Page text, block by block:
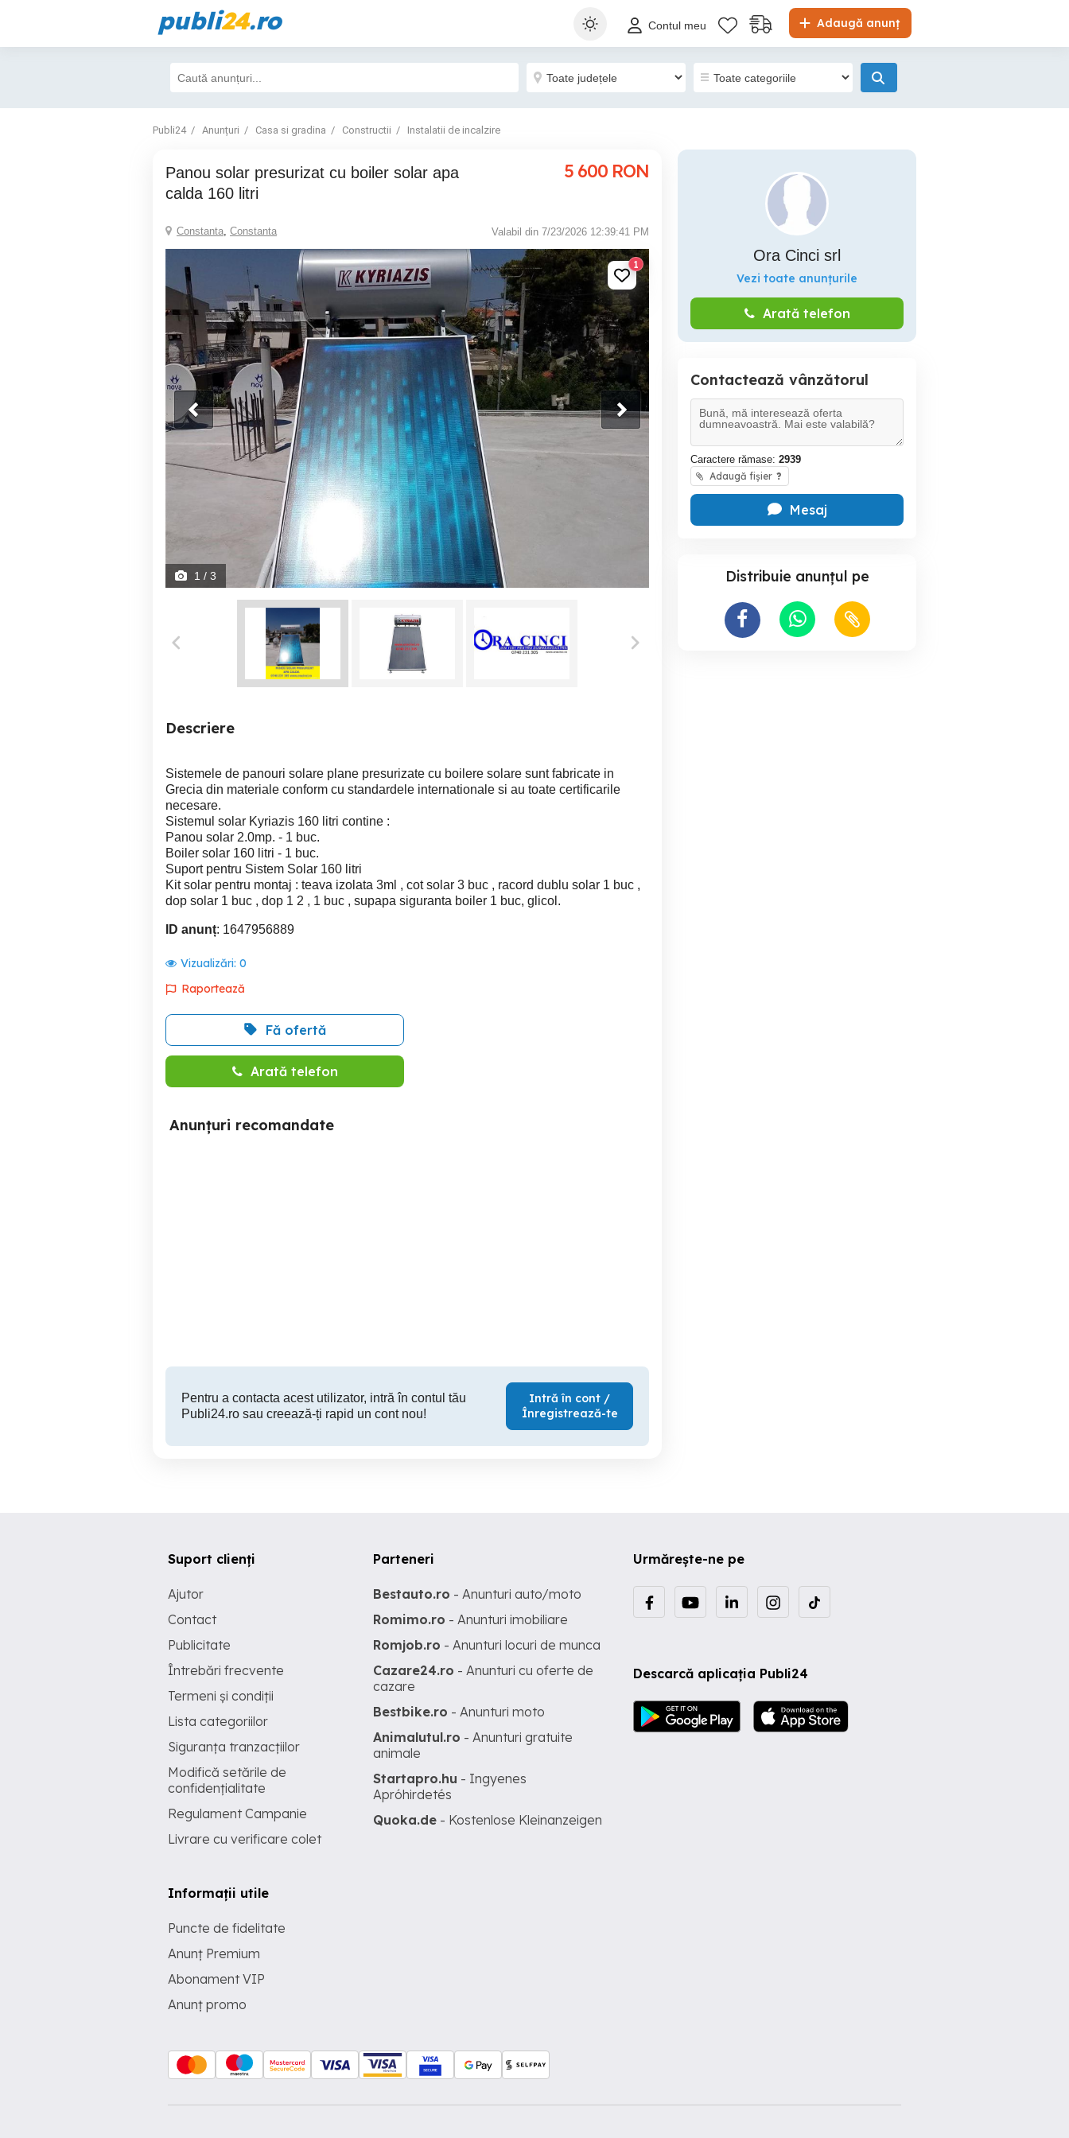
publi24.ro Adaugă anunț
Contul meu
Publi24 Anunțuri Casa si gradina Constructii Instalatii de incalzire
Panou solar presurizat cu boiler solar apa
calda 160 litri
5 600 RON
Constanta, Constanta Valabil din 7/23/2026 12:39:41 PM
1
1 / 3
Descriere
Sistemele de panouri solare plane presurizate cu boilere solare sunt fabricate in
Grecia din materiale conform cu standardele internationale si au toate certificarile
necesare.
Sistemul solar Kyriazis 160 litri contine :
Panou solar 2.0mp. - 1 buc.
Boiler solar 160 litri - 1 buc.
Suport pentru Sistem Solar 160 litri
Kit solar pentru montaj : teava izolata 3ml , cot solar 3 buc , racord dublu solar 1 buc ,
dop solar 1 buc , dop 1 2 , 1 buc , supapa siguranta boiler 1 buc, glicol.
ID anunț: 1647956889
Vizualizări: 0
Raportează
Fă ofertă
Arată telefon
Anunțuri recomandate
Pentru a contacta acest utilizator, intră în contul tău
Publi24.ro sau creează-ți rapid un cont nou!
Intră în cont /
Înregistrează-te
Ora Cinci srl
Vezi toate anunțurile
Arată telefon
Contactează vânzătorul
Caractere rămase: 2939
Adaugă fișier ?
Mesaj
Distribuie anunțul pe
Urmărește-ne pe
Descarcă aplicația Publi24
Suport clienți
Ajutor
Contact
Publicitate
Întrebări frecvente
Termeni și condiții
Lista categoriilor
Siguranța tranzacțiilor
Modifică setările de
confidențialitate
Regulament Campanie
Livrare cu verificare colet
Informații utile
Puncte de fidelitate
Anunț Premium
Abonament VIP
Anunț promo
Parteneri
Bestauto.ro - Anunturi auto/moto
Romimo.ro - Anunturi imobiliare
Romjob.ro - Anunturi locuri de munca
Cazare24.ro - Anunturi cu oferte de
cazare
Bestbike.ro - Anunturi moto
Animalutul.ro - Anunturi gratuite
animale
Startapro.hu - Ingyenes
Apróhirdetés
Quoka.de - Kostenlose Kleinanzeigen